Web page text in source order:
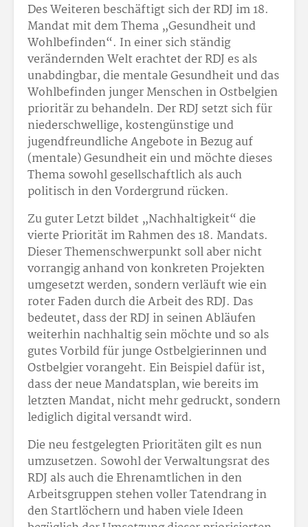
Des Weiteren beschäftigt sich der RDJ im 18.
Mandat mit dem Thema „Gesundheit und
Wohlbefinden“. In einer sich ständig
verändernden Welt erachtet der RDJ es als
unabdingbar, die mentale Gesundheit und das
Wohlbefinden junger Menschen in Ostbelgien
prioritär zu behandeln. Der RDJ setzt sich für
niederschwellige, kostengünstige und
jugendfreundliche Angebote in Bezug auf
(mentale) Gesundheit ein und möchte dieses
Thema sowohl gesellschaftlich als auch
politisch in den Vordergrund rücken.
Zu guter Letzt bildet „Nachhaltigkeit“ die
vierte Priorität im Rahmen des 18. Mandats.
Dieser Themenschwerpunkt soll aber nicht
vorrangig anhand von konkreten Projekten
umgesetzt werden, sondern verläuft wie ein
roter Faden durch die Arbeit des RDJ. Das
bedeutet, dass der RDJ in seinen Abläufen
weiterhin nachhaltig sein möchte und so als
gutes Vorbild für junge Ostbelgierinnen und
Ostbelgier vorangeht. Ein Beispiel dafür ist,
dass der neue Mandatsplan, wie bereits im
letzten Mandat, nicht mehr gedruckt, sondern
lediglich digital versandt wird.
Die neu festgelegten Prioritäten gilt es nun
umzusetzen. Sowohl der Verwaltungsrat des
RDJ als auch die Ehrenamtlichen in den
Arbeitsgruppen stehen voller Tatendrang in
den Startlöchern und haben viele Ideen